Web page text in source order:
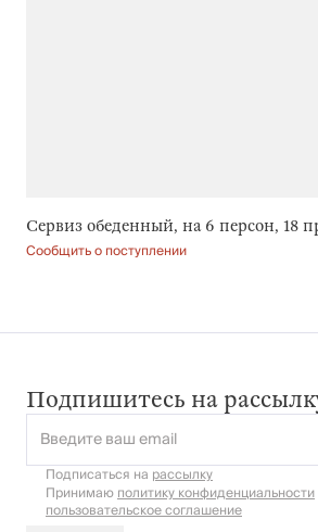
Сервиз обеденный, на 6 персон, 18
Сообщить о поступлении
Подпишитесь на
Введите ваш email
Подписаться на рассылку
Принимаюполитику конфиденциальности
пользовательское соглашение